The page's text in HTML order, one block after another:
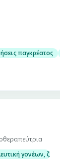
εντέρουπαγκρέατος
γονέων,